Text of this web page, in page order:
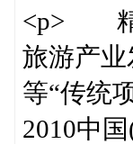
<p> 精
旅游产
等“传统
2010中